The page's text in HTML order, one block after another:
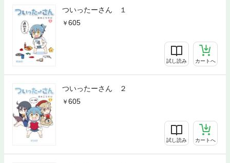
ついったーさん １
605
試し読み カートへ
ついったーさん ２
605
試し読み カートへ